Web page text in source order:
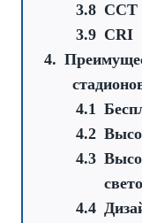
CCT
CRI